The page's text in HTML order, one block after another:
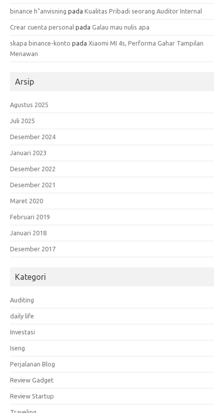
binance h"anvisning pada Kualitas Pribadi seorang Auditor Internal
Crear cuenta personal pada Galau mau nulis apa
skapa binance-konto pada Xiaomi MI 4s, Performa Gahar Tampilan
Menawan
Arsip
Agustus 2025
Juli 2025
Desember 2024
Januari 2023
Desember 2022
Desember 2021
Maret 2020
Februari 2019
Januari 2018
Desember 2017
Kategori
Auditing
daily life
Investasi
Iseng
Perjalanan Blog
Review Gadget
Review Startup